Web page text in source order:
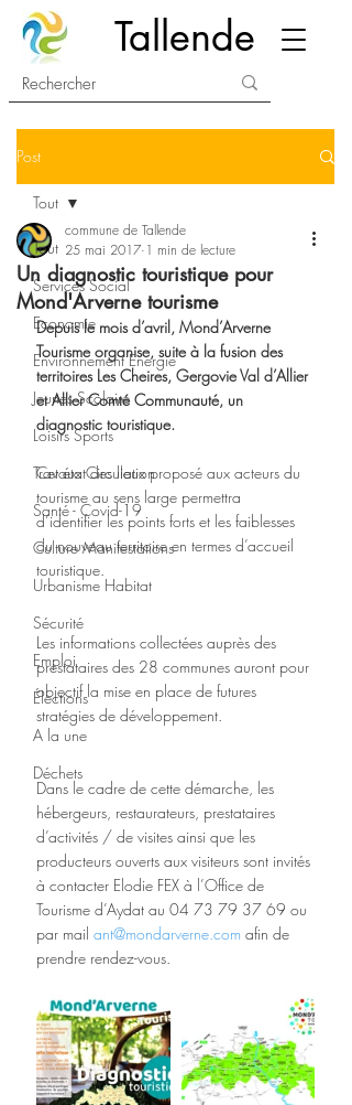
Tallende
Post
Tout
Services Social
Economie
Environnement Energie
Jeunes Scolaire
Loisirs Sports
Travaux Circulation
Santé - Covid-19
Culture Manifestations
Urbanisme Habitat
Sécurité
Emploi
Élections
A la une
Déchets
Tout
Un diagnostic touristique pour
Mond'Arverne tourisme
commune de Tallende
25 mai 2017 1 min de lecture
Depuis le mois d’avril, Mond’Arverne
Tourisme organise, suite à la fusion des
territoires Les Cheires, Gergovie Val d’Allier
et Allier Comté Communauté, un
diagnostic touristique.
Cet état des lieux proposé aux acteurs du
tourisme au sens large permettra
d’identifier les points forts et les faiblesses
du nouveau territoire en termes d’accueil
touristique.
Les informations collectées auprès des
prestataires des 28 communes auront pour
objectif la mise en place de futures
stratégies de développement.
Dans le cadre de cette démarche, les
hébergeurs, restaurateurs, prestataires
d’activités / de visites ainsi que les
producteurs ouverts aux visiteurs sont invités
à contacter Elodie FEX à l’Office de
Tourisme d’Aydat au 04 73 79 37 69 ou
par mail ant@mondarverne.com afin de
prendre rendez-vous.